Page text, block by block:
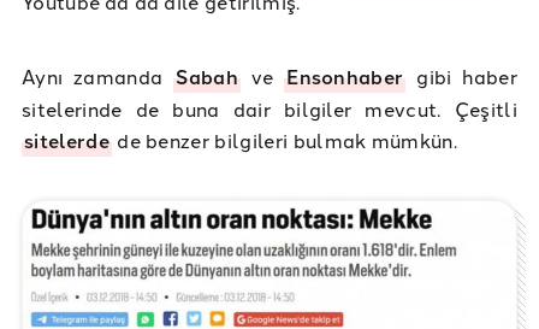
Aynı zamandaSabahveEnsonhaber gibi haber
sitelerinde de buna dair bilgiler mevcut. Çeşitli
sitelerdede benzer bilgileri bulmak mümkün.